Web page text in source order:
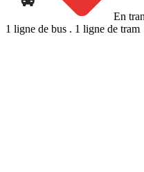
En
1 ligne de bus . 1 ligne de tram